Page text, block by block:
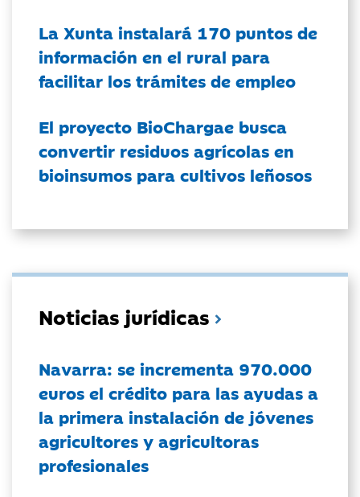
La Xunta instalará 170 puntos de
información en el rural para
facilitar los trámites de empleo
El proyecto BioChargae busca
convertir residuos agrícolas en
bioinsumos para cultivos leñosos
Noticias jurídicas
Navarra: se incrementa 970.000
euros el crédito para las ayudas a
la primera instalación de jóvenes
agricultores y agricultoras
profesionales